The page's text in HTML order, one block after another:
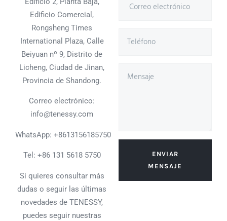
Edificio Comercial,
Rongsheng Times
International Plaza, Calle
Beiyuan nº 9, Distrito de
Licheng, Ciudad de Jinan,
Provincia de Shandong.
Correo electrónico:
info@tenessy.com
WhatsApp: +8613156185750
Tel: +86 131 5618 5750
Si quieres consultar más
dudas o seguir las últimas
novedades de TENESSY,
puedes seguir nuestras
ENVIAR
MENSAJE